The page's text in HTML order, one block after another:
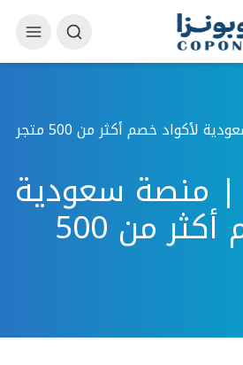
لأكواد خصم أكثر من 500 متجر
| منصة سعودية
لأكواد خصم أكثر من 500